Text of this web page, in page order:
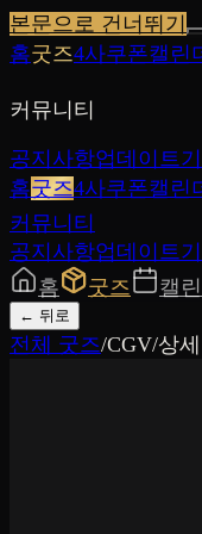
본문으로 건너뛰기
홈굿즈4사쿠폰캘린
커뮤니티
공지사항업데이트
홈굿즈4사쿠폰캘린
커뮤니티
공지사항업데이트
홈
굿즈 캘
← 뒤로
전체 굿즈/CGV/상세